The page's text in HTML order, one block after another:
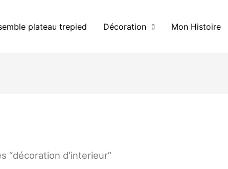
plateau trepied Décoration Mon Histoire
“décoration d'interieur”